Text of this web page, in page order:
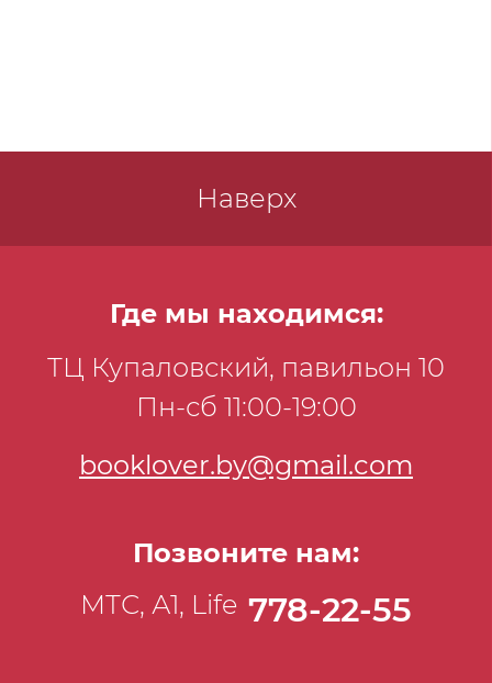
измерять и оценивать эффективность
лаконичные и понятные вашей аудитории
Наверх
Где мы находимся:
ТЦ Купаловский, павильон 10
Пн-сб 11:00-19:00
booklover.by@gmail.com
Позвоните нам:
МТС, А1, Life 778-22-55